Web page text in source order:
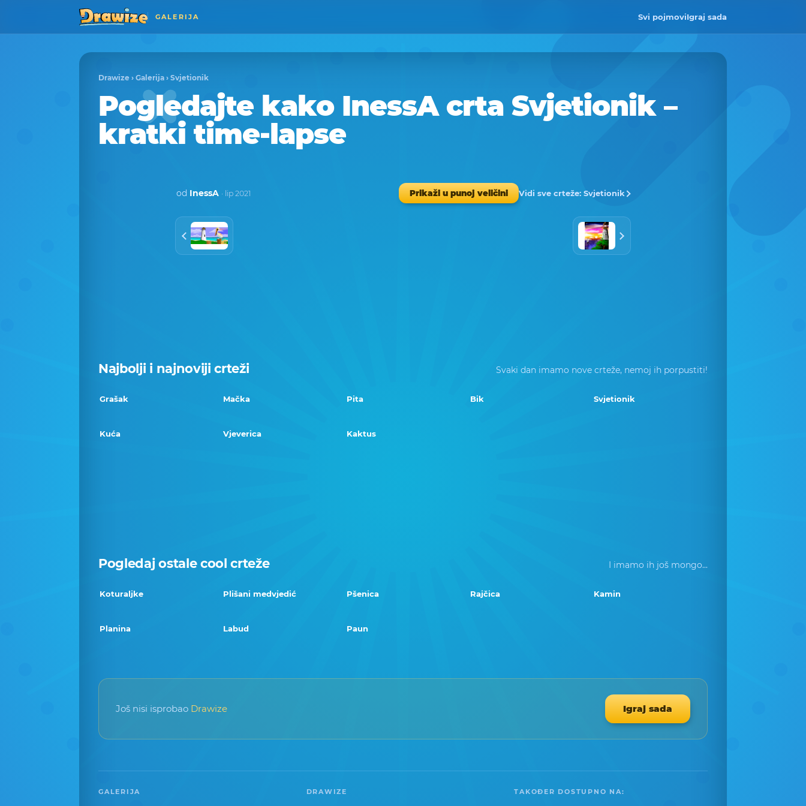
GALERIJA Svi pojmoviIgraj sada
Drawize › Galerija › Svjetionik
Pogledajte kako InessA crta Svjetionik –
kratki time-lapse
od InessA · lip 2021 Prikaži u punoj veličini Vidi sve crteže: Svjetionik
Najbolji i najnoviji crteži Svaki dan imamo nove crteže, nemoj ih porpustiti!
Grašak Mačka Pita Bik Svjetionik
Kuća Vjeverica Kaktus
Pogledaj ostale cool crteže I imamo ih još mongo...
Koturaljke Plišani medvjedić Pšenica Rajčica Kamin
Planina Labud Paun
Još nisi isprobao Drawize Igraj sada
GALERIJA DRAWIZE TAKOĐER DOSTUPNO NA: